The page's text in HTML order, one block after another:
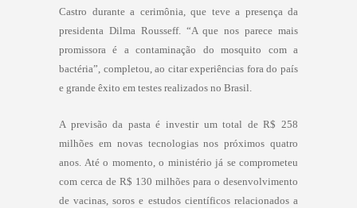
Castro durante a cerimônia, que teve a presença da
presidenta Dilma Rousseff. “A que nos parece mais
promissora é a contaminação do mosquito com a
bactéria”, completou, ao citar experiências fora do país
e grande êxito em testes realizados no Brasil.
A previsão da pasta é investir um total de R$ 258
milhões em novas tecnologias nos próximos quatro
anos. Até o momento, o ministério já se comprometeu
com cerca de R$ 130 milhões para o desenvolvimento
de vacinas, soros e estudos científicos relacionados a